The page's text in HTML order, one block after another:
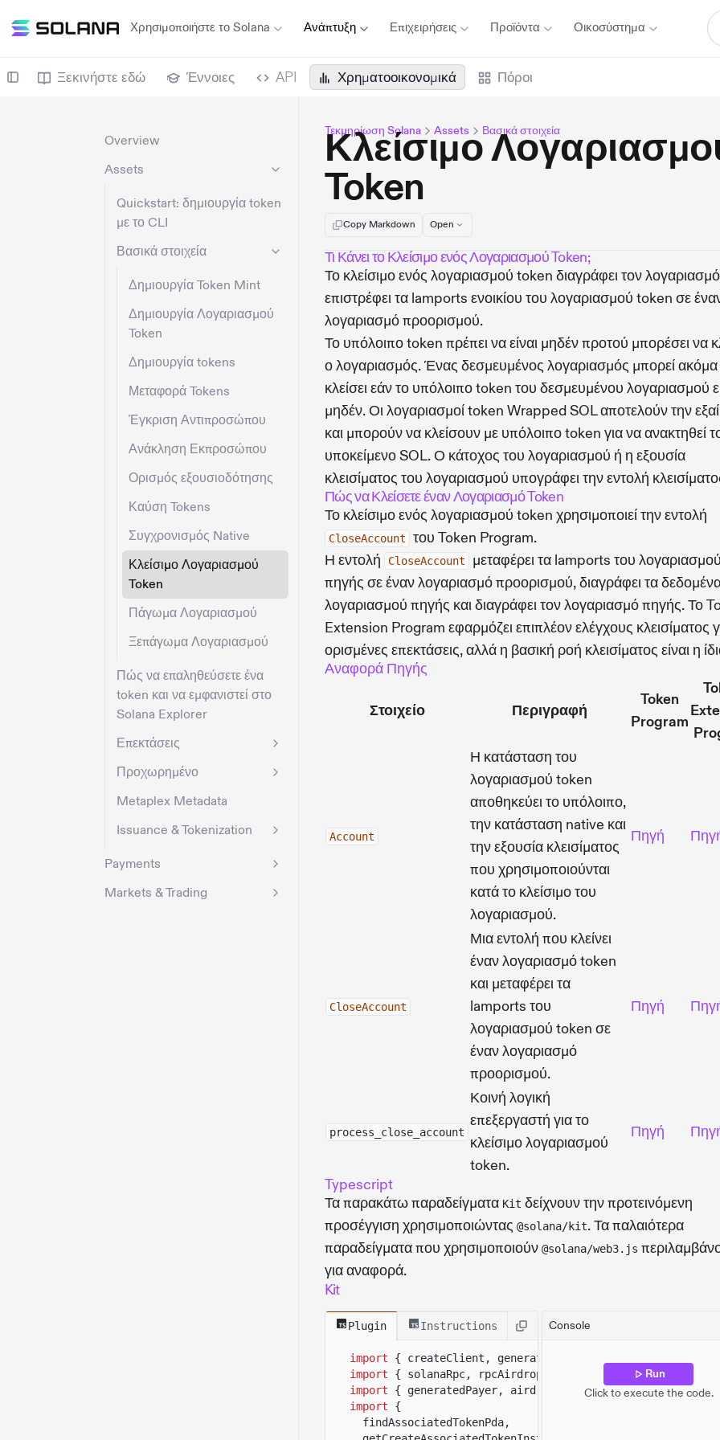
Χρησιμοποιήστε το Solana Ανάπτυξη Επιχειρήσεις Προϊόντα Οικοσύστημα
Ξεκινήστε εδώ Έννοιες API Χρηματοοικονομικά Πόροι
Overview
Assets
Quickstart: δημιουργία token
με το CLI
Βασικά στοιχεία
Δημιουργία Token Mint
Δημιουργία Λογαριασμού
Token
Δημιουργία tokens
Μεταφορά Tokens
Έγκριση Αντιπροσώπου
Ανάκληση Εκπροσώπου
Ορισμός εξουσιοδότησης
Καύση Tokens
Συγχρονισμός Native
Κλείσιμο Λογαριασμού
Token
Πάγωμα Λογαριασμού
Ξεπάγωμα Λογαριασμού
Πώς να επαληθεύσετε ένα
token και να εμφανιστεί στο
Solana Explorer
Επεκτάσεις
Προχωρημένο
Metaplex Metadata
Issuance & Tokenization
Payments
Markets & Trading
Τεκμηρίωση Solana Assets Βασικά στοιχεία
Κλείσιμο
Token
Copy Markdown Open
Τι Κάνει το Κλείσιμο ενός Λογαριασμού Token;
Το κλείσιμο ενός λογαριασμού token διαγράφει τον
επιστρέφει τα lamports ενοικίου του λογαριασμού token σε
λογαριασμό προορισμού.
Το υπόλοιπο token πρέπει να είναι μηδέν προτού μπορέσει να
ο λογαριασμός. Ένας δεσμευμένος λογαριασμός μπορεί
κλείσει εάν το υπόλοιπο token του δεσμευμένου λογαριασμού
μηδέν. Οι λογαριασμοί token Wrapped SOL αποτελούν την
και μπορούν να κλείσουν με υπόλοιπο token για να ανακτηθεί
υποκείμενο SOL. Ο κάτοχος του λογαριασμού ή η εξουσία
κλεισίματος του λογαριασμού υπογράφει την εντολή
Πώς να Κλείσετε έναν Λογαριασμό Token
Το κλείσιμο ενός λογαριασμού token χρησιμοποιεί την εντολή
CloseAccount
του Token Program.
Η εντολή
CloseAccount
μεταφέρει τα lamports του λογαριασμού
πηγής σε έναν λογαριασμό προορισμού, διαγράφει τα
λογαριασμού πηγής και διαγράφει τον λογαριασμό πηγής. Το
Extension Program εφαρμόζει επιπλέον ελέγχους κλεισίματος
ορισμένες επεκτάσεις, αλλά η βασική ροή κλεισίματος είναι η
Αναφορά Πηγής
Στοιχείο Περιγραφή
Token
Program
Account
Η κατάσταση του
λογαριασμού token
αποθηκεύει το υπόλοιπο,
την κατάσταση native και
την εξουσία κλεισίματος
που χρησιμοποιούνται
κατά το κλείσιμο του
λογαριασμού.
Πηγή
CloseAccount
Μια εντολή που κλείνει
έναν λογαριασμό token
και μεταφέρει τα
lamports του
λογαριασμού token σε
έναν λογαριασμό
προορισμού.
Πηγή
process_close_account
Κοινή λογική
επεξεργαστή για το
κλείσιμο λογαριασμού
token.
Πηγή
Typescript
Τα παρακάτω παραδείγματα Kit δείχνουν την προτεινόμενη
προσέγγιση χρησιμοποιώντας @solana/kit. Τα παλαιότερα
παραδείγματα που χρησιμοποιούν @solana/web3.js
για αναφορά.
Kit
Plugin Instructions
import { createClient, generateKeyPairSigner, lamports }
import
{ solanaRpc, rpcAirdrop } "@solana/kit-
import
{ generatedPayer, airdropPayer } from "@solana/
import
{
findAssociatedTokenPda,
Console
Run
Click to execute the code.